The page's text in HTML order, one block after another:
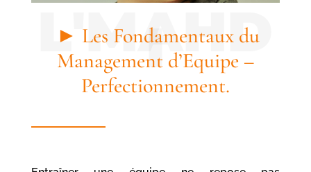
► Les Fondamentaux du
Management d’Equipe –
Perfectionnement.